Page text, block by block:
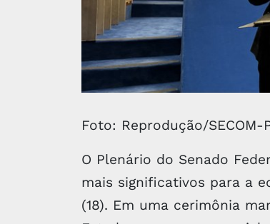
Foto: Reprodução/SECOM-
O Plenário do Senado
mais significativos para a
(18). Em uma cerimônia